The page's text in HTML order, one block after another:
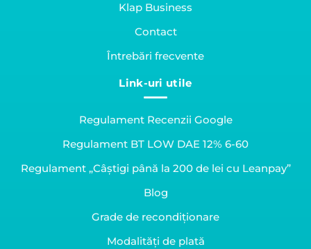
Klap Business
Contact
Întrebări frecvente
Link-uri utile
Regulament Recenzii Google
Regulament BT LOW DAE 12% 6-60
Regulament „Câștigi până la 200 de lei cu Leanpay”
Blog
Grade de recondiționare
Modalități de plată